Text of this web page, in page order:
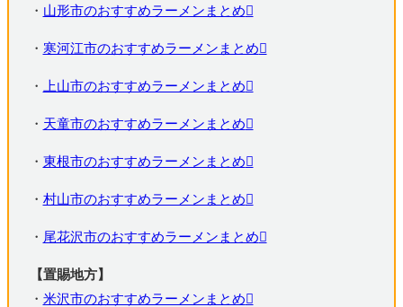
・ 山形市のおすすめラーメンまとめ
・ 寒河江市のおすすめラーメンまとめ
・ 上山市のおすすめラーメンまとめ
・ 天童市のおすすめラーメンまとめ
・ 東根市のおすすめラーメンまとめ
・ 村山市のおすすめラーメンまとめ
・ 尾花沢市のおすすめラーメンまとめ
【置賜地方】
・ 米沢市のおすすめラーメンまとめ